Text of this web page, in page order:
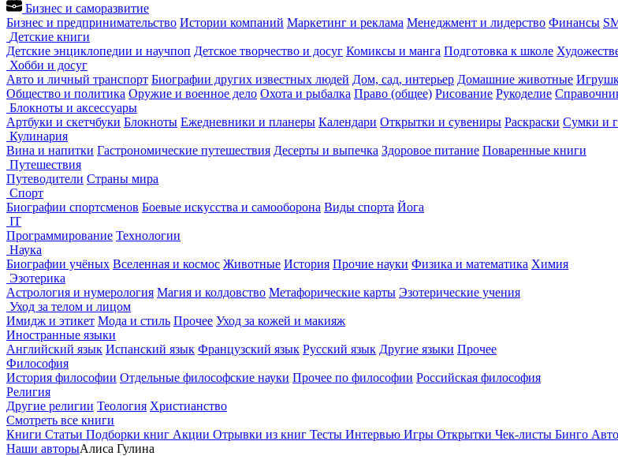
Бизнес и саморазвитие
Бизнес и предпринимательство Истории компаний Маркетинг и реклама Менеджмент и лидерство Финансы
Детские книги
Детские энциклопедии и научпоп Детское творчество и досуг Комиксы и манга Подготовка к школе
Хобби и досуг
Авто и личный транспорт Биографии других известных людей Дом, сад, интерьер Домашние животные
Общество и политика Оружие и военное дело Охота и рыбалка Право (общее) Рисование Рукоделие
Блокноты и аксессуары
Артбуки и скетчбуки Блокноты Ежедневники и планеры Календари Открытки и сувениры Раскраски Сумки и
Кулинария
Вина и напитки Гастрономические путешествия Десерты и выпечка Здоровое питание Поваренные книги
Путешествия
Путеводители Страны мира
Спорт
Биографии спортсменов Боевые искусства и самооборона Виды спорта Йога
IT
Программирование Технологии
Наука
Биографии учёных Вселенная и космос Животные История Прочие науки Физика и математика Химия
Эзотерика
Астрология и нумерология Магия и колдовство Метафорические карты Эзотерические учения
Уход за телом и лицом
Имидж и этикет Мода и стиль Прочее Уход за кожей и макияж
Иностранные языки
Английский язык Испанский язык Французский язык Русский язык Другие языки Прочее
Философия
История философии Отдельные философские науки Прочее по философии Российская философия
Религия
Другие религии Теология Христианство
Смотреть все книги
Книги Статьи Подборки книг Акции Отрывки из книг Тесты Интервью Игры Открытки Чек-листы Бинго
Наши авторыАлиса Гулина